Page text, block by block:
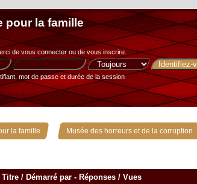
pour la famille
devous connecterou devous inscrire.
mot de passe et durée de la session
la famille » Musée des horreurs et de la corruption
Titre / Démarré par - Réponses /Vues